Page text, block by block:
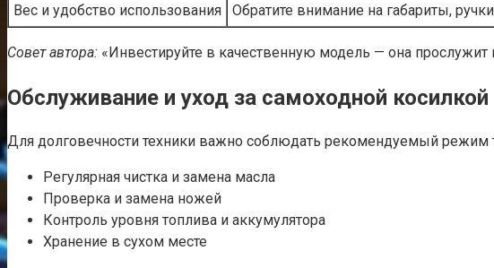
Вес и удобство использования
Обратите внимание на габариты,
Совет автора: «Инвестируйте в качественную модель — она прослужит
Обслуживание и уход за самоходной косилкой
Для долговечности техники важно соблюдать рекомендуемый режим
Регулярная чистка и замена масла
Проверка и замена ножей
Контроль уровня топлива и аккумулятора
Хранение в сухом месте